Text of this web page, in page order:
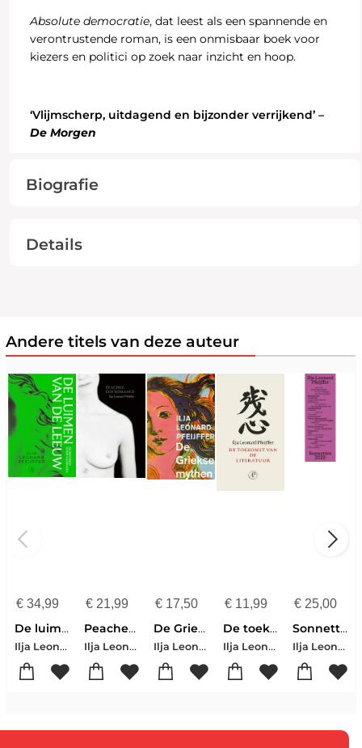
Absolute democratie, dat leest als een spannende en
verontrustende roman, is een onmisbaar boek voor
kiezers en politici op zoek naar inzicht en hoop.
‘Vlijmscherp, uitdagend en bijzonder verrijkend’ –
De Morgen
Biografie
Details
Andere titels van deze auteur
€34,99
De luimen van de leeuw
Ilja Leonard Pfeijffer
€21,99
Peachez, een romance
Ilja Leonard Pfeijffer
€ 17,50
De Griekse mythen
Ilja Leonard Pfeijffer
€ 11,99
De toekomst van de literatuur
Ilja Leonard Pfeijffer
€ 25,00
Sonnetten 2020
Ilja Leonard Pfeijffer